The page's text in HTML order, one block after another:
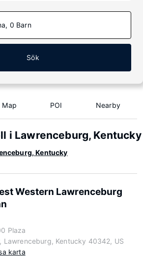
0 Barn
Sök
Map POI Nearby
i Lawrenceburg, Kentucky
Kentucky
Western Lawrenceburg
Plaza
Lawrenceburg, Kentucky 40342, US
karta